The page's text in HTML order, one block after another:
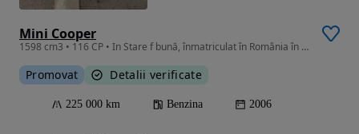
Mini Cooper
1598 cm3 • 116 CP • In Stare f bună, înmatriculat în România în 2014.
Promovat Detalii verificate
225 000 km Benzina 2006